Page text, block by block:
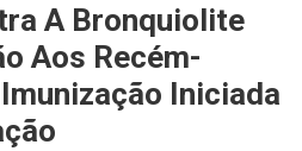
A Bronquiolite
Aos Recém-
Iniciada